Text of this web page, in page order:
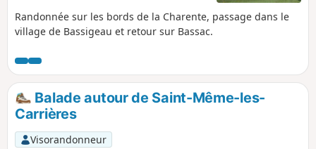
Randonnée sur les bords de la Charente, passage dans le
village de Bassigeau et retour sur Bassac.
Balade autour de Saint-Même-les-
Carrières
Visorandonneur